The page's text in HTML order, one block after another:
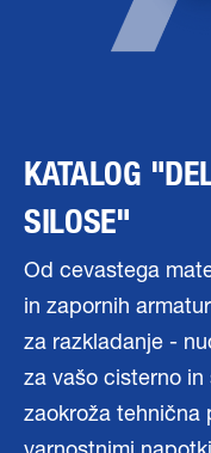
KATALOG
SILOSE"
Od cevastega
in zapornih
za razkladanje -
za vašo cisterno in
zaokroža tehnična